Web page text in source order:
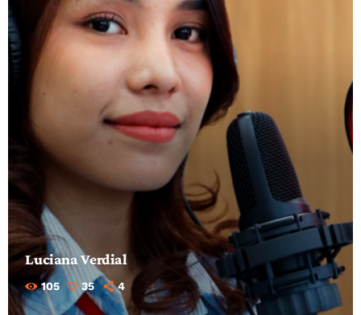
Luciana Verdial
105 35 4